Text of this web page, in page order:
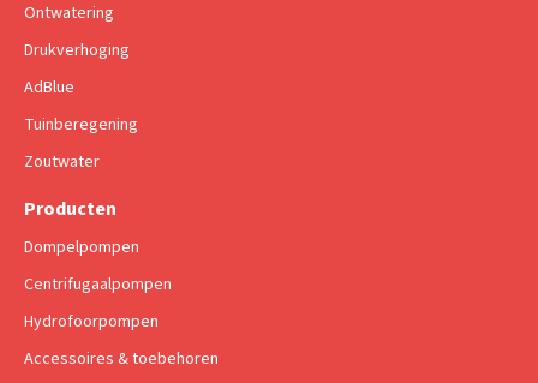
Producten
Dompelpompen
Centrifugaalpompen
Hydrofoorpompen
Accessoires & toebehoren
Ontwatering
Drukverhoging
AdBlue
Tuinberegening
Zoutwater